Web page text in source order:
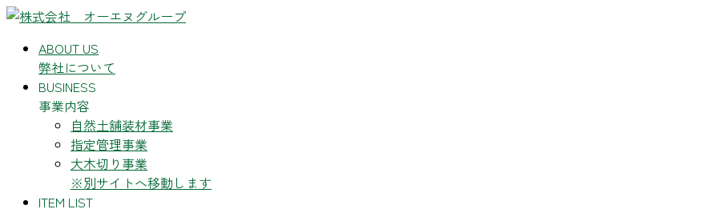
コ
ナ
ABOUT US
弊社について
BUSINESS
事業内容
自然土舗装材事業
指定管理事業
大木切り事業
※別サイトへ移動します
ITEM LIST